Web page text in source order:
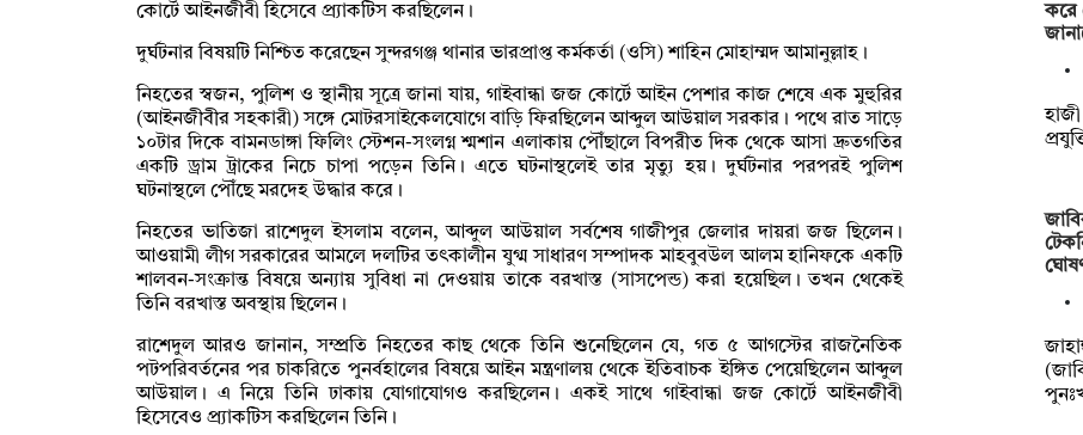
কোর্টে আইনজীবী হিসেবে প্র্যাকটিস করছিলেন।
দুর্ঘটনার বিষয়টি নিশ্চিত করেছেন সুন্দরগঞ্জ থানার ভারপ্রাপ্ত কর্মকর্তা (ওসি) শাহিন মোহাম্মদ আমানুল্লাহ।
নিহতের স্বজন, পুলিশ ও স্থানীয় সূত্রে জানা যায়, গাইবান্ধা জজ কোর্টে আইন পেশার কাজ শেষে এক মুহুরির
(আইনজীবীর সহকারী) সঙ্গে মোটরসাইকেলযোগে বাড়ি ফিরছিলেন আব্দুল আউয়াল সরকার। পথে রাত সাড়ে
১০টার দিকে বামনডাঙ্গা ফিলিং স্টেশন-সংলগ্ন শ্মশান এলাকায় পৌঁছালে বিপরীত দিক থেকে আসা দ্রুতগতির
একটি ড্রাম ট্রাকের নিচে চাপা পড়েন তিনি। এতে ঘটনাস্থলেই তার মৃত্যু হয়। দুর্ঘটনার পরপরই পুলিশ
ঘটনাস্থলে পৌঁছে মরদেহ উদ্ধার করে।
নিহতের ভাতিজা রাশেদুল ইসলাম বলেন, আব্দুল আউয়াল সর্বশেষ গাজীপুর জেলার দায়রা জজ ছিলেন।
আওয়ামী লীগ সরকারের আমলে দলটির তৎকালীন যুগ্ম সাধারণ সম্পাদক মাহবুবউল আলম হানিফকে একটি
শালবন-সংক্রান্ত বিষয়ে অন্যায় সুবিধা না দেওয়ায় তাকে বরখাস্ত (সাসপেন্ড) করা হয়েছিল। তখন থেকেই
তিনি বরখাস্ত অবস্থায় ছিলেন।
রাশেদুল আরও জানান, সম্প্রতি নিহতের কাছ থেকে তিনি শুনেছিলেন যে, গত ৫ আগস্টের রাজনৈতিক
পটপরিবর্তনের পর চাকরিতে পুনর্বহালের বিষয়ে আইন মন্ত্রণালয় থেকে ইতিবাচক ইঙ্গিত পেয়েছিলেন আব্দুল
আউয়াল। এ নিয়ে তিনি ঢাকায় যোগাযোগও করছিলেন। একই সাথে গাইবান্ধা জজ কোর্টে আইনজীবী
হিসেবেও প্র্যাকটিস করছিলেন তিনি।
করে